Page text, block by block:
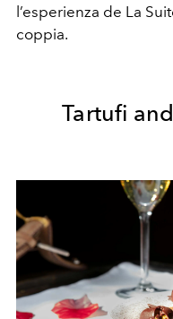
l’esperienza de La
coppia.
Tartufi